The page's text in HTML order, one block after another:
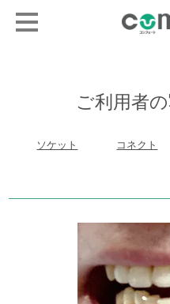
ご利用者
ソケット コネクト